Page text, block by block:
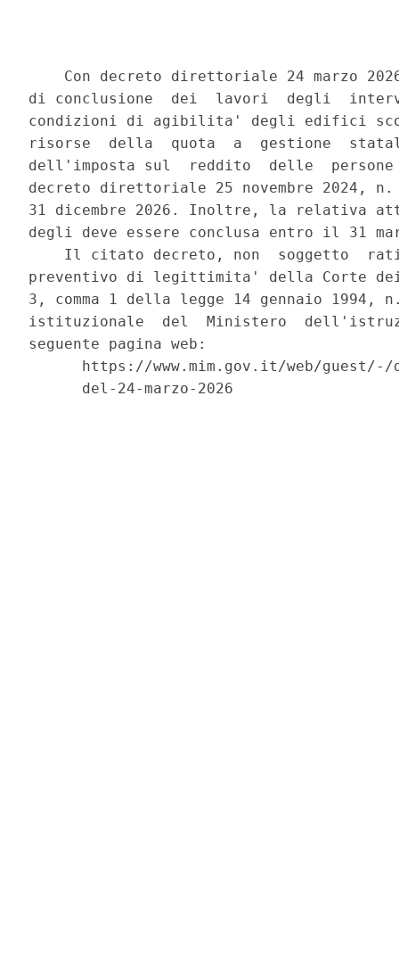
Con decreto direttoriale 24 marzo
di conclusione  dei  lavori  degli
condizioni di agibilita' degli edifici
risorse  della  quota  a  gestione
dell'imposta sul  reddito  delle
decreto direttoriale 25 novembre 2024,
31 dicembre 2026. Inoltre, la relativa
degli deve essere conclusa entro il 31
Il citato decreto, non  soggetto
preventivo di legittimita' della Corte
3, comma 1 della legge 14 gennaio
istituzionale  del  Ministero
seguente pagina web:
https://www.mim.gov.it/web/